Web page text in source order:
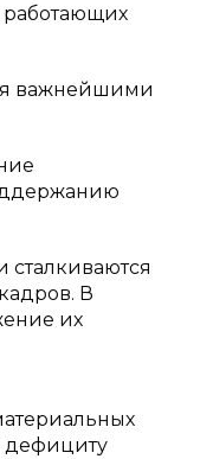
важнейшими
В
их
дефициту